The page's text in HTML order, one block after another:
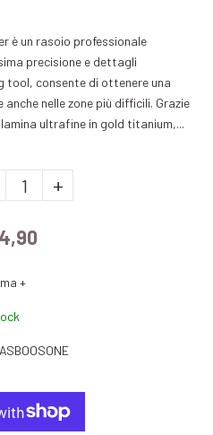
è un rasoio professionale
precisione e dettagli
tool, consente di ottenere una
nelle zone più difficili. Grazie
ultrafine in gold titanium,...
+
+